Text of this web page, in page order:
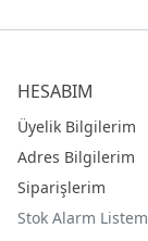
HESABIM
Üyelik Bilgilerim
Adres Bilgilerim
Siparişlerim
Stok Alarm Listem